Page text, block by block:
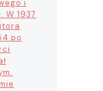
i
W 1937
po